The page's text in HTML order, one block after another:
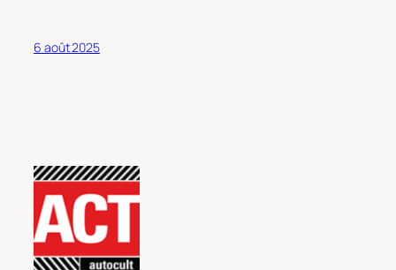
6 août 2025